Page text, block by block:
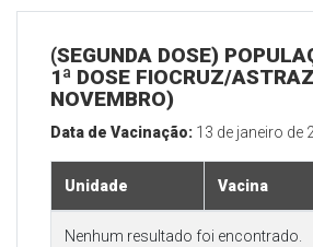
(SEGUNDA DOSE)
1ª DOSE FIOCRUZ/
NOVEMBRO)
Data de Vacinação: 13 de janeiro de
Unidade Vacina
Nenhum resultado foi encontrado.